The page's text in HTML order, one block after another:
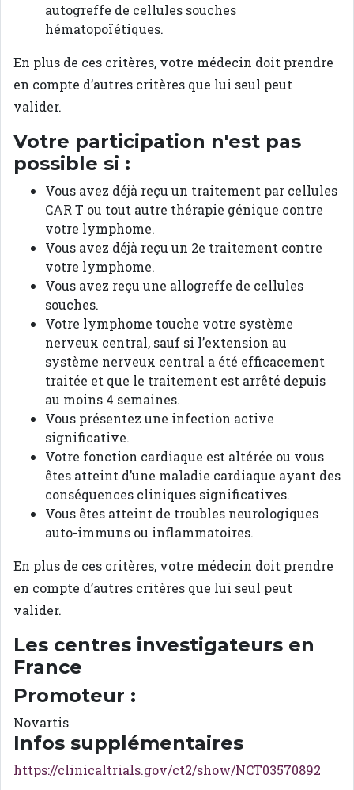
autogreffe de cellules souches
hématopoïétiques.
En plus de ces critères, votre médecin doit prendre
en compte d’autres critères que lui seul peut
valider.
Votre participation n'est pas
possible si :
Vous avez déjà reçu un traitement par cellules
CAR T ou tout autre thérapie génique contre
votre lymphome.
Vous avez déjà reçu un 2e traitement contre
votre lymphome.
Vous avez reçu une allogreffe de cellules
souches.
Votre lymphome touche votre système
nerveux central, sauf si l’extension au
système nerveux central a été efficacement
traitée et que le traitement est arrêté depuis
au moins 4 semaines.
Vous présentez une infection active
significative.
Votre fonction cardiaque est altérée ou vous
êtes atteint d’une maladie cardiaque ayant des
conséquences cliniques significatives.
Vous êtes atteint de troubles neurologiques
auto-immuns ou inflammatoires.
En plus de ces critères, votre médecin doit prendre
en compte d’autres critères que lui seul peut
valider.
Les centres investigateurs en
France
Promoteur :
Novartis
Infos supplémentaires
https://clinicaltrials.gov/ct2/show/NCT03570892